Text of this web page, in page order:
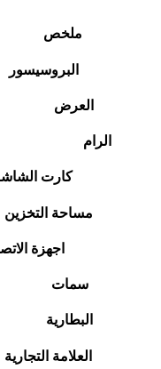
ملخص
البروسيسور
العرض
الرام
كارت
مساحة التخزين
اجهزة
سمات
البطارية
العلامة التجارية